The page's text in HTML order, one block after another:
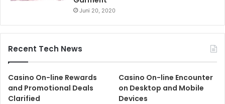
Juni 20, 2020
Recent Tech News
Casino On-line Rewards
and Promotional Deals
Clarified
Casino On-line Encounter
on Desktop and Mobile
Devices